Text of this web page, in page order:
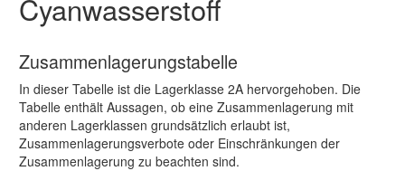
Cyanwasserstoff
Zusammenlagerungstabelle
In dieser Tabelle ist die Lagerklasse 2A hervorgehoben. Die
Tabelle enthält Aussagen, ob eine Zusammenlagerung mit
anderen Lagerklassen grundsätzlich erlaubt ist,
Zusammenlagerungsverbote oder Einschränkungen der
Zusammenlagerung zu beachten sind.